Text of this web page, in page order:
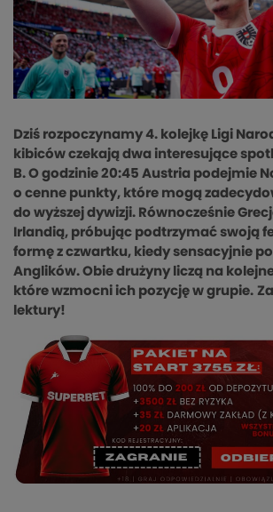
Dziś rozpoczynamy 4. kolejkę Ligi
kibiców czekają dwa interesujące
B. O godzinie 20:45 Austria podejmie
o cenne punkty, które mogą
do wyższej dywizji. Równocześnie
Irlandią, próbując podtrzymać swoją
formę z czwartku, kiedy sensacyjnie
Anglików. Obie drużyny liczą na
które wzmocni ich pozycję w grupie.
lektury!